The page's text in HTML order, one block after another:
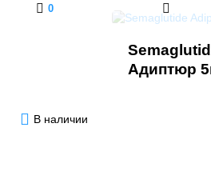
0
В наличии
Адиптюр